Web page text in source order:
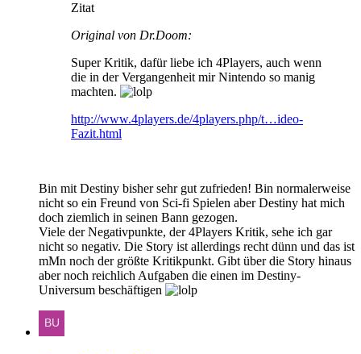
Zitat
Original von Dr.Doom:
Super Kritik, dafür liebe ich 4Players, auch wenn
die in der Vergangenheit mir Nintendo so manig
machten.
http://www.4players.de/4players.php/t…ideo-
Fazit.html
Bin mit Destiny bisher sehr gut zufrieden! Bin normalerweise
nicht so ein Freund von Sci-fi Spielen aber Destiny hat mich
doch ziemlich in seinen Bann gezogen.
Viele der Negativpunkte, der 4Players Kritik, sehe ich gar
nicht so negativ. Die Story ist allerdings recht dünn und das ist
mMn noch der größte Kritikpunkt. Gibt über die Story hinaus
aber noch reichlich Aufgaben die einen im Destiny-
Universum beschäftigen